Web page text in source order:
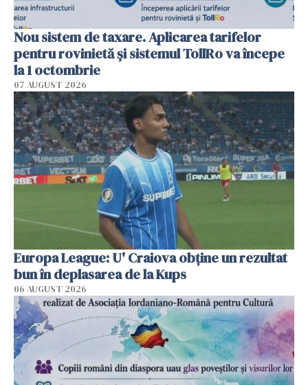
Nou sistem de taxare. Aplicarea tarifelor
pentru rovinietă şi sistemul TollRo va începe
la 1 octombrie
07 AUGUST 2026
Europa League: U' Craiova obține un rezultat
bun în deplasarea de la Kups
06 AUGUST 2026